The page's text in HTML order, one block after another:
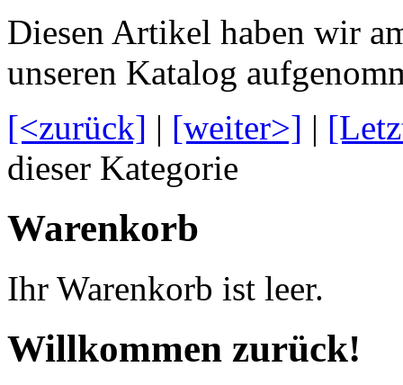
Diesen Artikel haben wir
unseren Katalog
[<zurück] | [weiter>] |
dieser Kategorie
Warenkorb
Ihr Warenkorb ist leer.
Willkommen zurück!